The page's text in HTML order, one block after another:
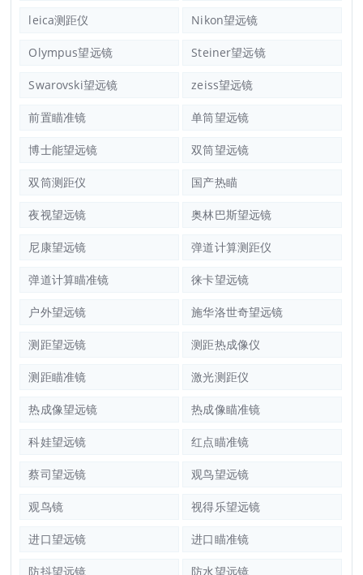
leica测距仪 Nikon望远镜
Olympus望远镜 Steiner望远镜
Swarovski望远镜 zeiss望远镜
前置瞄准镜 单筒望远镜
博士能望远镜 双筒望远镜
双筒测距仪 国产热瞄
夜视望远镜 奥林巴斯望远镜
尼康望远镜 弹道计算测距仪
弹道计算瞄准镜 徕卡望远镜
户外望远镜 施华洛世奇望远镜
测距望远镜 测距热成像仪
测距瞄准镜 激光测距仪
热成像望远镜 热成像瞄准镜
科娃望远镜 红点瞄准镜
蔡司望远镜 观鸟望远镜
观鸟镜 视得乐望远镜
进口望远镜 进口瞄准镜
防抖望远镜 防水望远镜